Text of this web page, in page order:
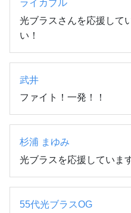
ライカブル
光ブラスさんを応援して
い！
武井
ファイト！一発！！
杉浦 まゆみ
光ブラスを応援しています
55代光ブラスOG